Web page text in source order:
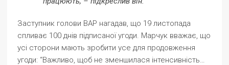
Заступник голови ВАР нагадав, що 19 листопада
спливає 100 днів підписаної угоди. Марчук вважає, що
усі сторони мають зробити усе для продовження
угоди: “Важливо, щоб не зменшилася інтенсивність…